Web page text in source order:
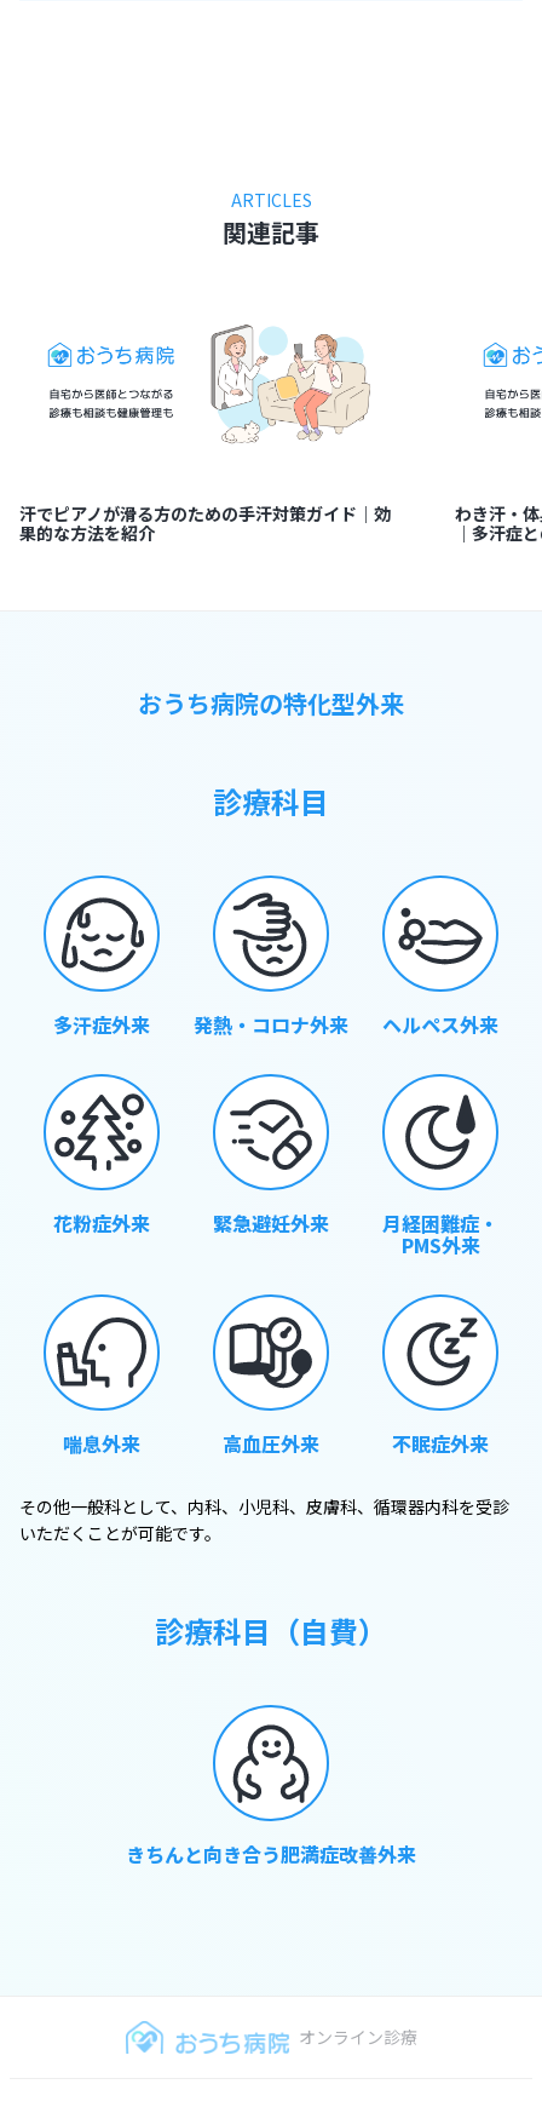
ARTICLES
関連記事
汗でピアノが滑る方のための手汗対策ガイド｜効
果的な方法を紹介
わき汗・
｜多汗症
おうち病院の特化型外来
診療科目
多汗症外来 発熱・コロナ外来 ヘルペス外来
花粉症外来 緊急避妊外来 月経困難症・
PMS外来
喘息外来 高血圧外来 不眠症外来
その他一般科として、内科、小児科、皮膚科、循環器内科を受診
いただくことが可能です。
診療科目（自費）
きちんと向き合う肥満症改善外来
オンライン診療